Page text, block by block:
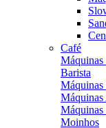
Café
Barista
Máquinas
Máquinas
Máquinas
Moinhos